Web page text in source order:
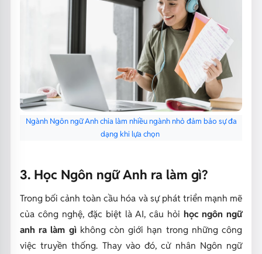
Ngành Ngôn ngữ Anh chia làm nhiều ngành nhỏ đảm bảo sự đa
dạng khi lựa chọn
3. Học Ngôn ngữ Anh ra làm gì?
Trong bối cảnh toàn cầu hóa và sự phát triển mạnh mẽ
của công nghệ, đặc biệt là AI, câu hỏihọc ngôn ngữ
anh ra làm gìkhông còn giới hạn trong những công
việc truyền thống. Thay vào đó, cử nhân Ngôn ngữ